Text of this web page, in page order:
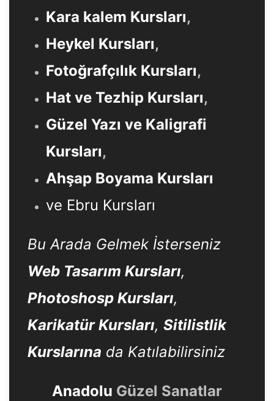
Kara kalem Kursları,
Heykel Kursları,
Fotoğrafçılık Kursları,
Hat ve Tezhip Kursları,
Güzel Yazı ve Kaligrafi
Kursları,
Ahşap Boyama Kursları
ve Ebru Kursları
Bu Arada Gelmek İsterseniz
Web Tasarım Kursları,
Photoshosp Kursları,
Karikatür Kursları, Sitilistlik
Kurslarına da Katılabilirsiniz
Anadolu Güzel Sanatlar